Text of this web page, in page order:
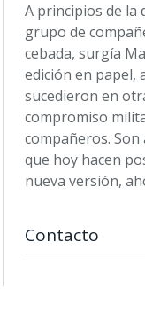
A principios de la
grupo de
cebada, surgía
edición en papel,
sucedieron en
compromiso
compañeros.
que hoy hacen
nueva versión,
Contacto